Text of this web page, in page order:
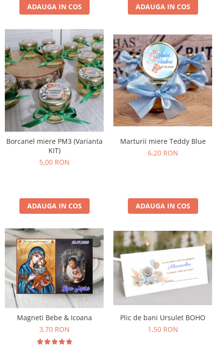
ADAUGA IN COS ADAUGA IN COS
Borcanel miere PM3 (Varianta
KIT)
5,00 RON
ADAUGA IN COS
Marturii miere Teddy Blue
6,20 RON
ADAUGA IN COS
Magneti Bebe & Icoana
3,70 RON
Plic de bani Ursulet BOHO
1,50 RON